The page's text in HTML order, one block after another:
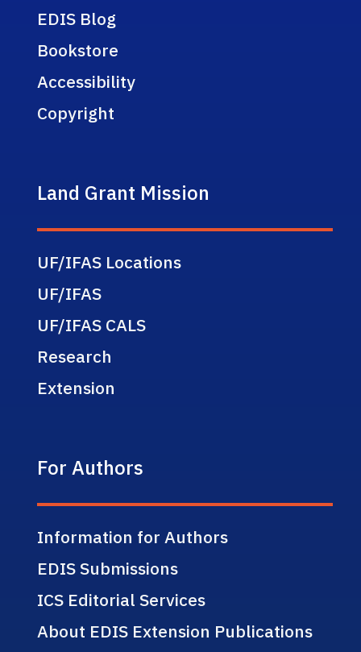
EDIS Blog
Bookstore
Accessibility
Copyright
Land Grant Mission
UF/IFAS Locations
UF/IFAS
UF/IFAS CALS
Research
Extension
For Authors
Information for Authors
EDIS Submissions
ICS Editorial Services
About EDIS Extension Publications